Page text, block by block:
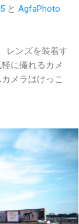
と AgfaPhoto
レンズを装着す
に撮れるカメ
メラはけっこ